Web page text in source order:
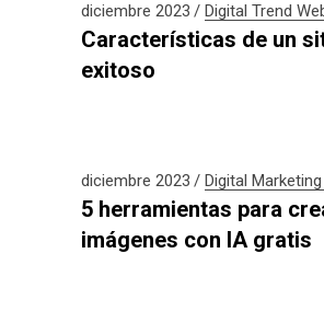
diciembre 2023 Digital Trend
Características de un
exitoso
diciembre 2023 Digital Marketing
5 herramientas para
imágenes con IA gratis